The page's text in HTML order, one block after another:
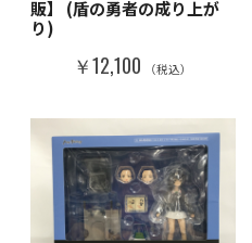
販】 (盾の勇者の成り上が
り)
￥12,100 （税込）